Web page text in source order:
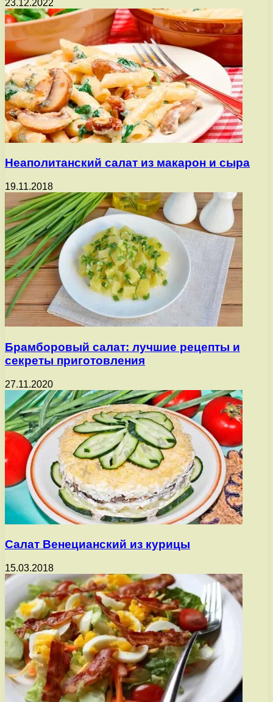
23.12.2022
Неаполитанский салат из макарон и сыра
19.11.2018
Брамборовый салат: лучшие рецепты и
секреты приготовления
27.11.2020
Салат Венецианский из курицы
15.03.2018